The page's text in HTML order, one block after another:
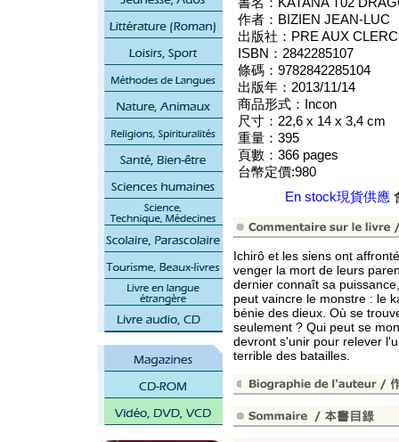
作者：BIZIEN JEAN-LUC
出版社：PRE AUX
ISBN：2842285107
條碼：9782842285104
出版年：2013/11/14
商品形式：Incon
尺寸：22,6 x 14 x 3,4 cm
重量：395
頁數：366 pages
台幣定價:980
En stock現貨供應
Ichirô et les siens ont
venger la mort de leurs
dernier connaît sa
peut vaincre le monstre : le
bénie des dieux. Où se
seulement ? Qui peut se
devront s'unir pour relever
terrible des batailles.